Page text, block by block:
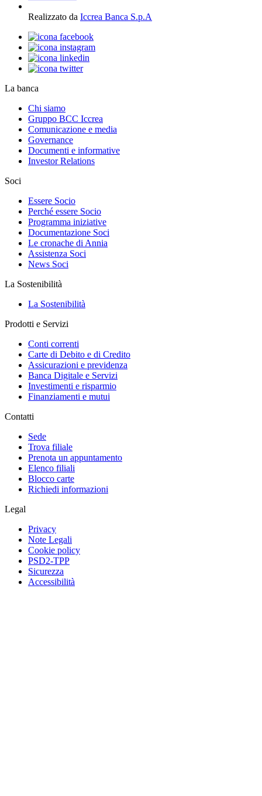
Realizzato da Iccrea Banca S.p.A
La banca
Chi siamo
Gruppo BCC Iccrea
Comunicazione e media
Governance
Documenti e informative
Investor Relations
Soci
Essere Socio
Perché essere Socio
Programma iniziative
Documentazione Soci
Le cronache di Annia
Assistenza Soci
News Soci
La Sostenibilità
La Sostenibilità
Prodotti e Servizi
Conti correnti
Carte di Debito e di Credito
Assicurazioni e previdenza
Banca Digitale e Servizi
Investimenti e risparmio
Finanziamenti e mutui
Contatti
Sede
Trova filiale
Prenota un appuntamento
Elenco filiali
Blocco carte
Richiedi informazioni
Legal
Privacy
Note Legali
Cookie policy
PSD2-TPP
Sicurezza
Accessibilità